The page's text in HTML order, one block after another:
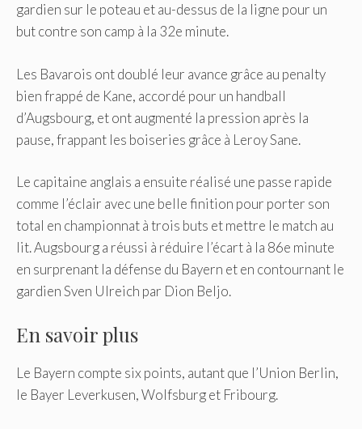
gardien sur le poteau et au-dessus de la ligne pour un
but contre son camp à la 32e minute.
Les Bavarois ont doublé leur avance grâce au penalty
bien frappé de Kane, accordé pour un handball
d’Augsbourg, et ont augmenté la pression après la
pause, frappant les boiseries grâce à Leroy Sane.
Le capitaine anglais a ensuite réalisé une passe rapide
comme l’éclair avec une belle finition pour porter son
total en championnat à trois buts et mettre le match au
lit. Augsbourg a réussi à réduire l’écart à la 86e minute
en surprenant la défense du Bayern et en contournant le
gardien Sven Ulreich par Dion Beljo.
En savoir plus
Le Bayern compte six points, autant que l’Union Berlin,
le Bayer Leverkusen, Wolfsburg et Fribourg.